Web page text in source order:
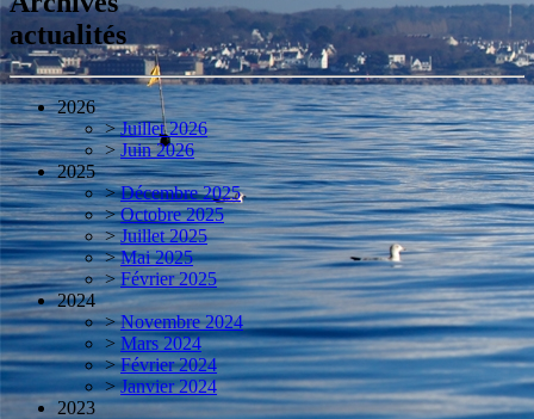
actualités
2026
> Juillet 2026
> Juin 2026
2025
> Décembre 2025
> Octobre 2025
> Juillet 2025
> Mai 2025
> Février 2025
2024
> Novembre 2024
> Mars 2024
> Février 2024
> Janvier 2024
2023